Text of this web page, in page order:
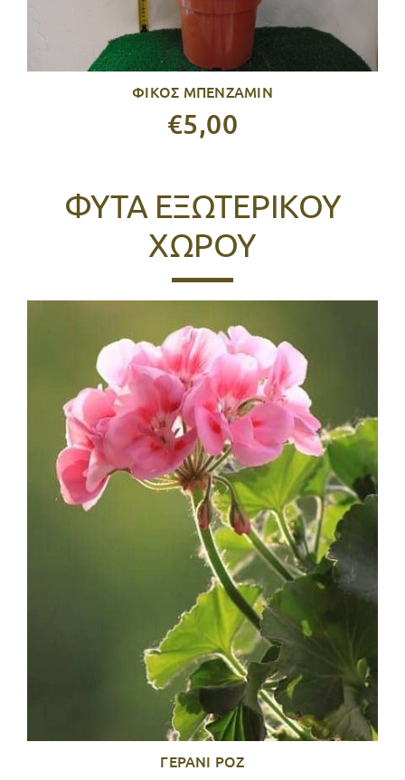
ΦΙΚΟΣ ΜΠΕΝΖΑΜΙΝ
€5,00
ΦΥΤΑ ΕΞΩΤΕΡΙΚΟΥ
ΧΩΡΟΥ
ΓΕΡΑΝΙ ΡΟΖ